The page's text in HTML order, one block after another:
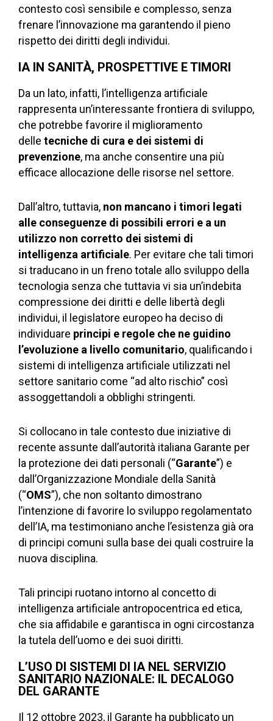
contesto così sensibile e complesso, senza
frenare l’innovazione ma garantendo il pieno
rispetto dei diritti degli individui.
IA IN SANITÀ, PROSPETTIVE E TIMORI
Da un lato, infatti, l’intelligenza artificiale
rappresenta un’interessante frontiera di sviluppo,
che potrebbe favorire il miglioramento
delle tecniche di cura e dei sistemi di
prevenzione, ma anche consentire una più
efficace allocazione delle risorse nel settore.
Dall’altro, tuttavia, non mancano i timori legati
alle conseguenze di possibili errori e a un
utilizzo non corretto dei sistemi di
intelligenza artificiale. Per evitare che tali timori
si traducano in un freno totale allo sviluppo della
tecnologia senza che tuttavia vi sia un’indebita
compressione dei diritti e delle libertà degli
individui, il legislatore europeo ha deciso di
individuare principi e regole che ne guidino
l’evoluzione a livello comunitario, qualificando i
sistemi di intelligenza artificiale utilizzati nel
settore sanitario come “ad alto rischio” così
assoggettandoli a obblighi stringenti.
Si collocano in tale contesto due iniziative di
recente assunte dall’autorità italiana Garante per
la protezione dei dati personali (“Garante”) e
dall’Organizzazione Mondiale della Sanità
(“OMS”), che non soltanto dimostrano
l’intenzione di favorire lo sviluppo regolamentato
dell’IA, ma testimoniano anche l’esistenza già ora
di principi comuni sulla base dei quali costruire la
nuova disciplina.
Tali principi ruotano intorno al concetto di
intelligenza artificiale antropocentrica ed etica,
che sia affidabile e garantisca in ogni circostanza
la tutela dell’uomo e dei suoi diritti.
L’USO DI SISTEMI DI IA NEL SERVIZIO
SANITARIO NAZIONALE: IL DECALOGO
DEL GARANTE
Il 12 ottobre 2023, il Garante ha pubblicato un